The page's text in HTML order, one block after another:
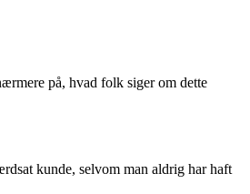
på, hvad folk siger om dette
kunde, selvom man aldrig har haft